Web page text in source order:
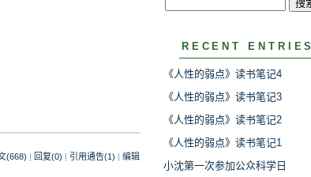
(668) 回复(0) 引用通告(1 ) 编辑
RECENT ENTRIES
《人性的弱点》读书笔记4
《人性的弱点》读书笔记3
《人性的弱点》读书笔记2
《人性的弱点》读书笔记1
小沈第一次参加公众科学日